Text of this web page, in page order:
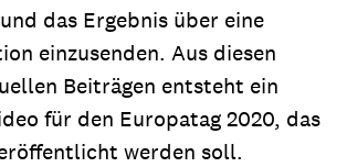
das Ergebnis über eine
einzusenden. Aus diesen
Beiträgen entsteht ein
für den Europatag 2020, das
werden soll.